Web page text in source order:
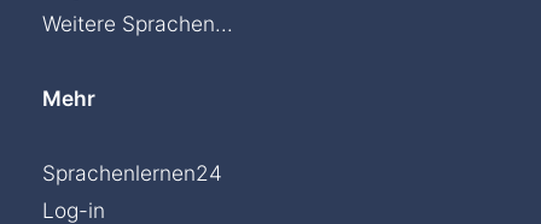
Weitere Sprachen...
Mehr
Sprachenlernen24
Log-in